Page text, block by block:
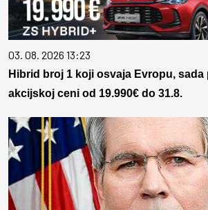
03. 08. 2026 13:23
Hibrid broj 1 koji osvaja Evropu,
akcijskoj ceni od 19.990€ do 31.8.